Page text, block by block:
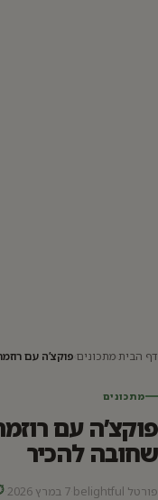
דף הביתמתכונים פוקצ’ה עם
מתכונים
פוקצ’ה עם
שחובה להכיר
פורטל belightful 7 במרץ 2026 ⏱ 1